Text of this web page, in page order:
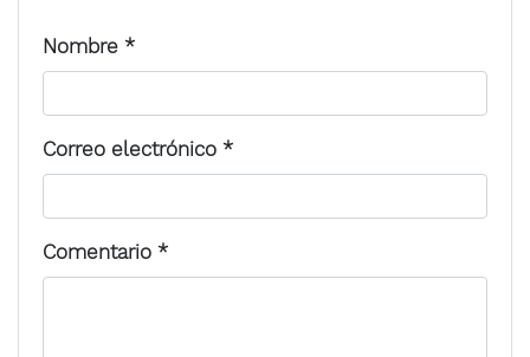
Nombre *
Correo electrónico *
Comentario *